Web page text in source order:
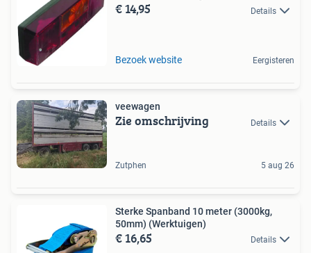
€ 14,95 Details
Bezoek website Eergisteren
veewagen
Zie omschrijving Details
Zutphen 5 aug 26
Sterke Spanband 10 meter (3000kg,
50mm) (Werktuigen)
€ 16,65 Details